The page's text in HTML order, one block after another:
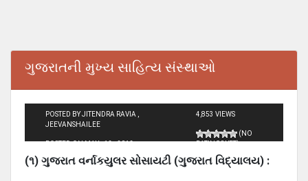
ગુજરાતની મુખ્‍ય સાહિત્‍ય સંસ્‍થાઓ
POSTED BY JITENDRA RAVIA ,
JEEVANSHAILEE
POSTED ON MAY - 12 - 2012
4,853 VIEWS
(NO
RATINGS YET)
(૧) ગુજરાત વર્નાકયુલર સોસાયટી (ગુજરાત વિદ્યાલય) :